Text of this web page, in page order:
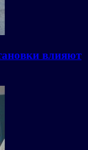
влияют